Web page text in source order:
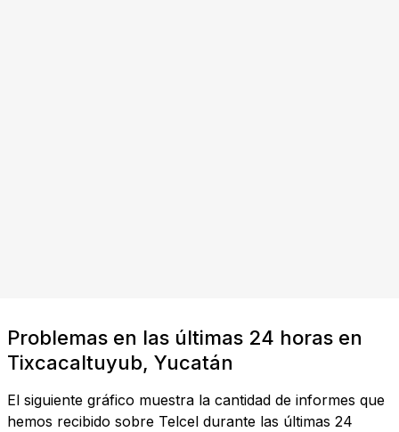
Problemas en las últimas 24 horas en
Tixcacaltuyub, Yucatán
El siguiente gráfico muestra la cantidad de informes que
hemos recibido sobre Telcel durante las últimas 24